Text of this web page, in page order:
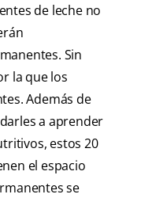
de leche no
Sin
la que los
Además de
a aprender
estos 20
el espacio
se